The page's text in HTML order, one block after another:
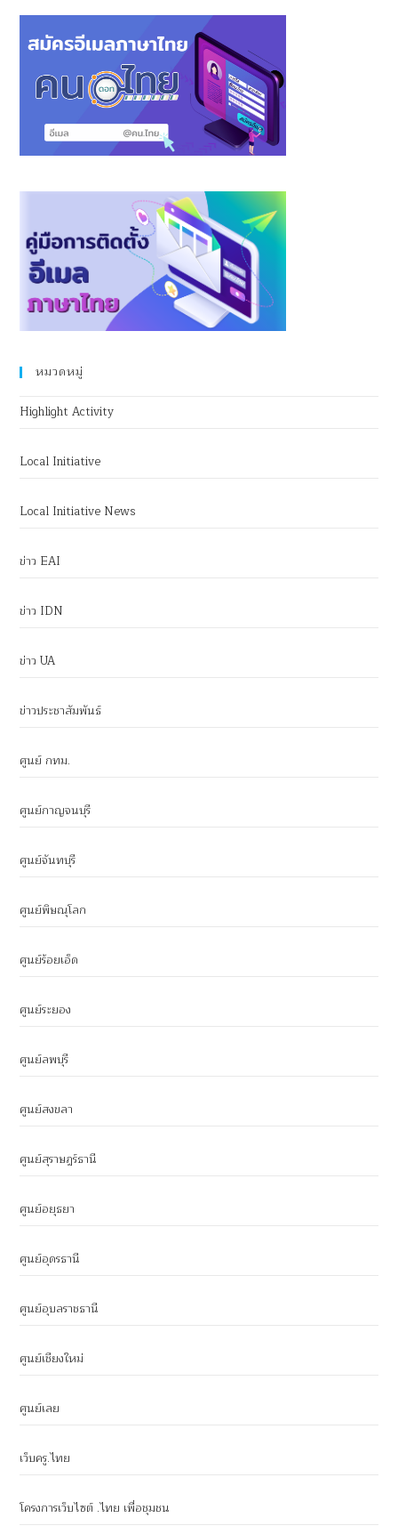
หมวดหมู่
Highlight Activity
Local Initiative
Local Initiative News
ข่าว EAI
ข่าว IDN
ข่าว UA
ข่าวประชาสัมพันธ์
ศูนย์ กทม.
ศูนย์กาญจนบุรี
ศูนย์จันทบุรี
ศูนย์พิษณุโลก
ศูนย์ร้อยเอ็ด
ศูนย์ระยอง
ศูนย์ลพบุรี
ศูนย์สงขลา
ศูนย์สุราษฎร์ธานี
ศูนย์อยุธยา
ศูนย์อุดรธานี
ศูนย์อุบลราชธานี
ศูนย์เชียงใหม่
ศูนย์เลย
เว็บครู.ไทย
โครงการเว็บไซต์ .ไทย เพื่อชุมชน